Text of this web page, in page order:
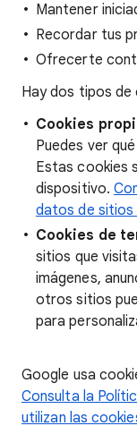
Mantener
Recordar tus
Ofrecerte
Hay dos tipos de
Cookies
Puedes ver
Estas cookies
dispositivo.
datos de sitios
Cookies de
sitios que
imágenes,
otros sitios
para
Google usa
Consulta la
utilizan las